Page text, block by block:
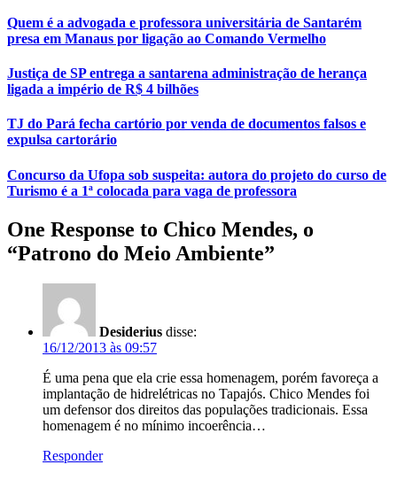
Quem é a advogada e professora universitária de Santarém
presa em Manaus por ligação ao Comando Vermelho
Justiça de SP entrega a santarena administração de herança
ligada a império de R$ 4 bilhões
TJ do Pará fecha cartório por venda de documentos falsos e
expulsa cartorário
Concurso da Ufopa sob suspeita: autora do projeto do curso de
Turismo é a 1ª colocada para vaga de professora
One Response to Chico Mendes, o
“Patrono do Meio Ambiente”
Desiderius disse:
16/12/2013 às 09:57
É uma pena que ela crie essa homenagem, porém favoreça a
implantação de hidrelétricas no Tapajós. Chico Mendes foi
um defensor dos direitos das populações tradicionais. Essa
homenagem é no mínimo incoerência…
Responder